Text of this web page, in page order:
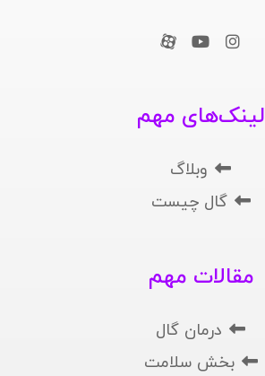
لینک‌های مهم
وبلاگ
گال چیست
مقالات مهم
درمان گال
بخش سلامت